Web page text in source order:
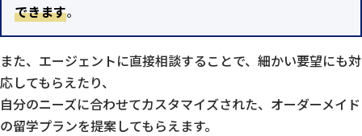
できます。
また、エージェントに直接相談することで、細かい要望にも対
応してもらえたり、
自分のニーズに合わせてカスタマイズされた、オーダーメイド
の留学プランを提案してもらえます。